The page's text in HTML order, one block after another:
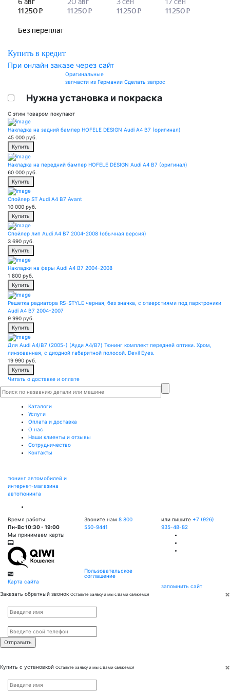
Купить в кредит
При онлайн заказе через сайт
Оригинальные
запчасти из Германии Сделать запрос
Нужна установка и покраска
С этим товаром покупают
Накладка на задний бампер HOFELE DESIGN Audi A4 B7 (оригинал)
45 000 руб.
Купить
Накладка на передний бампер HOFELE DESIGN Audi A4 B7 (оригинал)
60 000 руб.
Купить
Спойлер ST Audi A4 B7 Avant
10 000 руб.
Купить
Спойлер лип Audi A4 B7 2004-2008 (обычная версия)
3 690 руб.
Купить
Накладки на фары Audi A4 B7 2004-2008
1 800 руб.
Купить
Решетка радиатора RS-STYLE черная, без значка, с отверстиями под парктроники
Audi A4 B7 2004-2007
9 990 руб.
Купить
Для Audi A4/B7 (2005-) (Ауди А4/В7) Тюнинг комплект передней оптики. Хром,
линзованная, с диодной габаритной полосой. Devil Eyes.
19 990 руб.
Купить
Читать о доставке и оплате
Каталоги
Услуги
Оплата и доставка
О нас
Наши клиенты и отзывы
Сотрудничество
Контакты
тюнинг автомобилей и
интернет-магазина
автотюнинга
Время работы:
Пн-Вс 10:30 - 19:00
Мы принимаем карты
Карта сайта
Звоните нам 8 800
550-9441
Пользовательское
соглашение
или пишите +7 (926)
935-48-82
запомнить сайт
×
Заказать обратный звонок Оставьте заявку и мы с Вами свяжемся
×
Купить с установкой Оставьте заявку и мы с Вами свяжемся